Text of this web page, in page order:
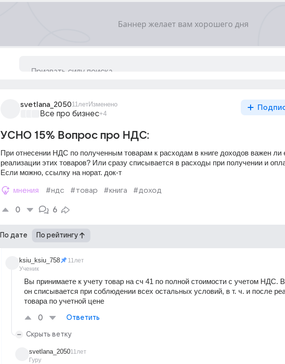
svetlana_205011летИзменено
Все про бизнес+4
УСНО 15% Вопрос про НДС:
При отнесении НДС по полученным товарам к расходам в книге доходов важен
реализации этих товаров? Или сразу списывается в расходы при получении и
Если можно, ссылку на норат. док-т
мнения #ндс #товар #книга #доход
0 6
По дате По рейтингу
ksiu_ksiu_758
Ученик
11лет
Вы принимаете к учету товар на сч 41 по полной стоимости с учетом НДС.
он списывается при соблюдении всех остальных условий, в т. ч. и после
товара по учетной цене
0 Ответить
Скрыть ветку
svetlana_2050
Гуру
11лет